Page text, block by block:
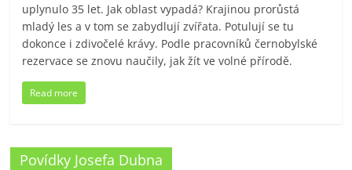
uplynulo 35 let. Jak oblast vypadá? Krajinou prorůstá
mladý les a v tom se zabydlují zvířata. Potulují se tu
dokonce i zdivočelé krávy. Podle pracovníků černobylské
rezervace se znovu naučily, jak žít ve volné přírodě.
Read more
Povídky Josefa Dubna